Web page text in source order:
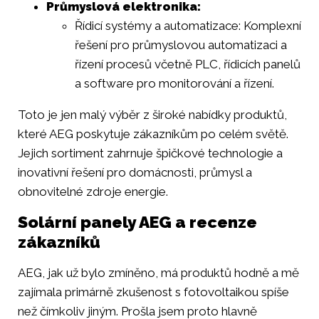
Průmyslová elektronika:
Řídicí systémy a automatizace: Komplexní
řešení pro průmyslovou automatizaci a
řízení procesů včetně PLC, řídicích panelů
a software pro monitorování a řízení.
Toto je jen malý výběr z široké nabídky produktů,
které AEG poskytuje zákazníkům po celém světě.
Jejich sortiment zahrnuje špičkové technologie a
inovativní řešení pro domácnosti, průmysl a
obnovitelné zdroje energie.
Solární panely AEG a recenze
zákazníků
AEG, jak už bylo zmíněno, má produktů hodně a mě
zajímala primárně zkušenost s fotovoltaikou spíše
než čímkoliv jiným. Prošla jsem proto hlavně